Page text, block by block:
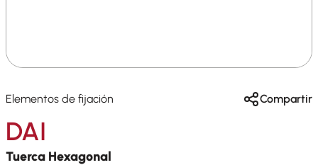
Elementos de fijación Compartir
DAI
Tuerca Hexagonal